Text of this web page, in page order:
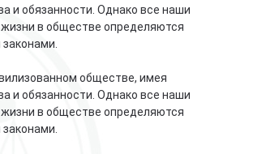
и обязанности. Однако все наши
в обществе определяются
обществе, имея
и обязанности. Однако все наши
в обществе определяются